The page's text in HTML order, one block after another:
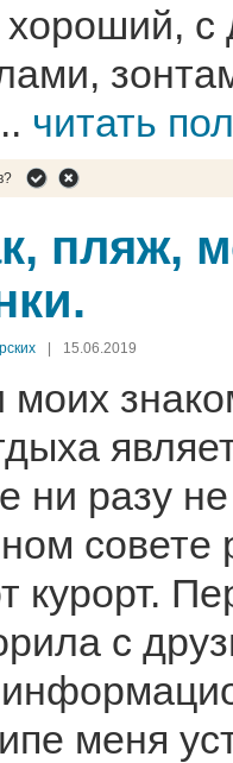
с
читать
пляж,
| 15.06.2019
моих
ни разу
совете
курорт.
с
меня